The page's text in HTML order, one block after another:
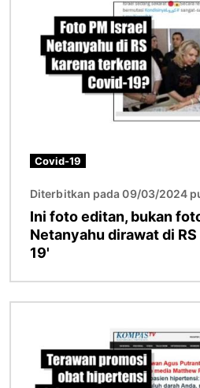
Covid-19
Diterbitkan pada 09/03/2024
Ini foto editan, bukan
Netanyahu dirawat di
19'